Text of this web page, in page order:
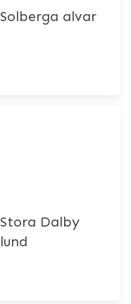
Solberga alvar
Stora Dalby
lund